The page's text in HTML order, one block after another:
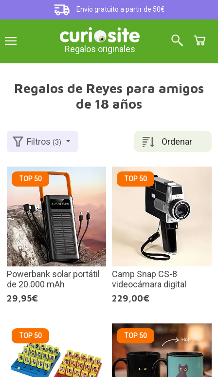
Envío gratuito a partir de 50€
Regalos originales
Regalos de Reyes para amigos
de 18 años
Ordenar
Filtros(3)
TOP 50
Powerbank solar portátil
de 20.000 mAh
29,95€
TOP 50
Camp Snap CS-8
videocámara digital
229,00€
TOP 50 TOP 50